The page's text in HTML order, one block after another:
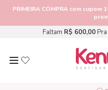
PRIMEIRA COMPRAcom cupom
Faltam R$ 600,00Pra